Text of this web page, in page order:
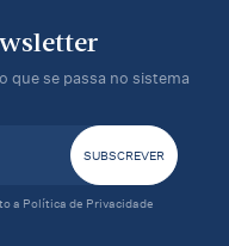
que se passa no sistema
a Política de Privacidade